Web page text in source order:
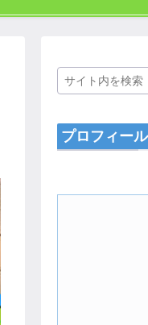
プロフィール